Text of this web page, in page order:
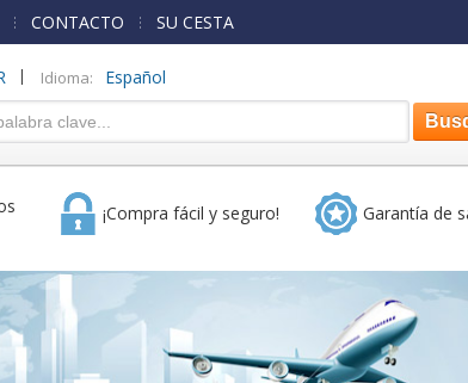
CONTACTO SU CESTA
| Idioma: Español
¡Compra fácil y seguro! Garantía de